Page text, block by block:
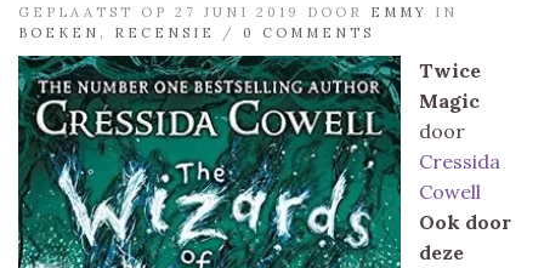
GEPLAATST OP 27 JUNI 2019 DOOR EMMY
IN
BOEKEN
RECENSIE / 0 COMMENTS
Twice
Magic
door
Cressida
Cowell
Ook door
deze